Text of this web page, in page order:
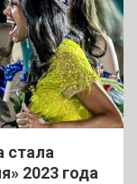
стала
2023 года